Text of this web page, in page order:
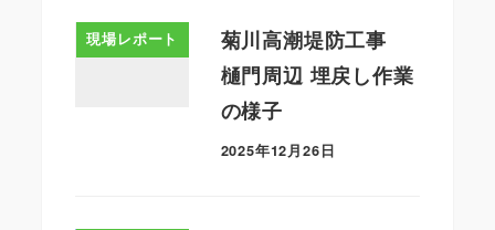
現場レポート
菊川高潮堤防工事
樋門周辺 埋戻し作業
の様子
2025年12月26日